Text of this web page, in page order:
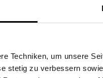
Techniken, um unsere
stetig zu verbessern